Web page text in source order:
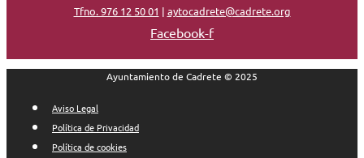
Tfno. 976 12 50 01 | aytocadrete@cadrete.org
Facebook-f
Ayuntamiento de Cadrete © 2025
Aviso Legal
Política de Privacidad
Política de cookies